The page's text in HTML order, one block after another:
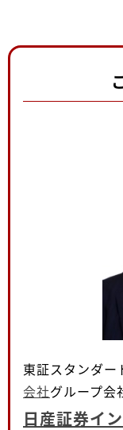
東証スタンダー
会社グループ会
日産証券イ